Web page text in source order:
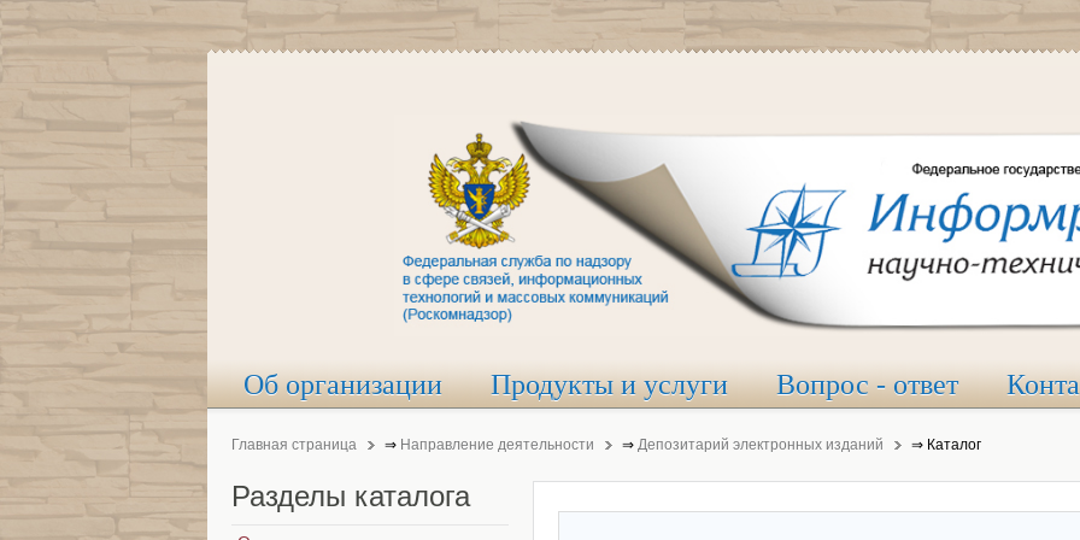
Об организации Продукты и услуги Вопрос - ответ
Главная страница ⇒ Направление деятельности ⇒ Депозитарий электронных изданий ⇒ Каталог
Разделы каталога